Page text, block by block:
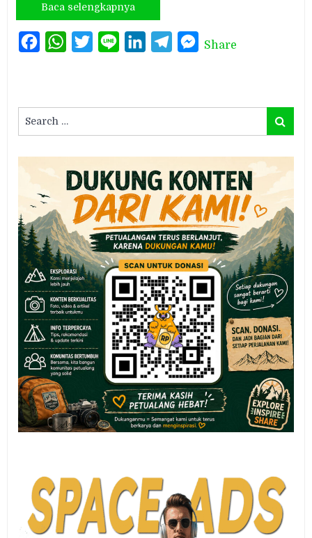
Baca selengkapnya
FacebookWhatsAppTwitterLine LinkedInTelegramMessenger
Share
for:
Search